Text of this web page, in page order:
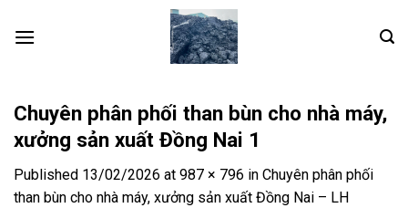
Chuyên phân phối than bùn cho nhà máy,
xưởng sản xuất Đồng Nai 1
Published 13/02/2026 at 987 × 796 in Chuyên phân phối
than bùn cho nhà máy, xưởng sản xuất Đồng Nai – LH